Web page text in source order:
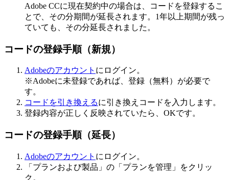
Adobe CCに現在契約中の場合は、コードを登録するこ
とで、その分期間が延長されます。1年以上期間が残っ
ていても、その分延長されました。
コードの登録手順（新規）
Adobeのアカウント にログイン。
※Adobeに未登録であれば、登録（無料）が必要で
す。
コードを引き換えるに引き換えコードを入力します。
登録内容が正しく反映されていたら、OKです。
コードの登録手順（延長）
Adobeのアカウント にログイン。
「プランおよび製品」の「プランを管理」をクリッ
ク。